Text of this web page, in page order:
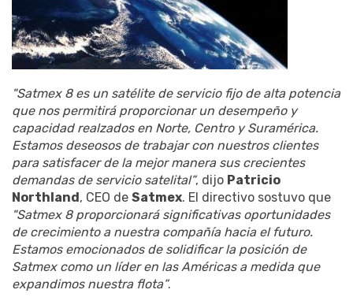
"Satmex 8 es un satélite de servicio fijo de alta potencia
que nos permitirá proporcionar un desempeño y
capacidad realzados en Norte, Centro y Suramérica.
Estamos deseosos de trabajar con nuestros clientes
para satisfacer de la mejor manera sus crecientes
demandas de servicio satelital”, dijo Patricio
Northland, CEO de Satmex. El directivo sostuvo que
"Satmex 8 proporcionará significativas oportunidades
de crecimiento a nuestra compañía hacia el futuro.
Estamos emocionados de solidificar la posición de
Satmex como un líder en las Américas a medida que
expandimos nuestra flota”.